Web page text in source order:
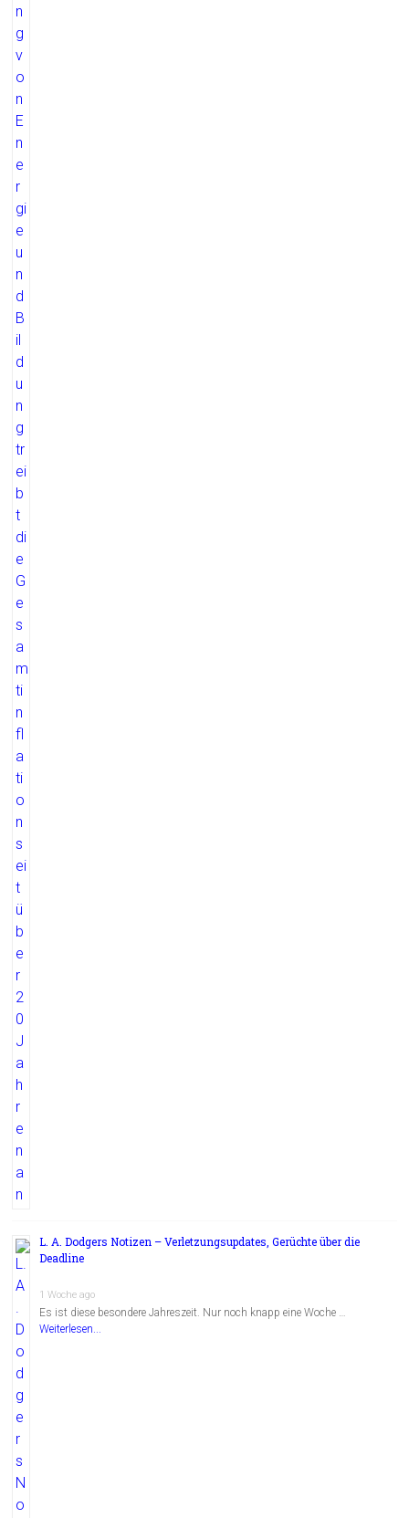
L. A. Dodgers Notizen – Verletzungsupdates, Gerüchte über die
Deadline
1 Woche ago
Es ist diese besondere Jahreszeit. Nur noch knapp eine Woche …
Weiterlesen...